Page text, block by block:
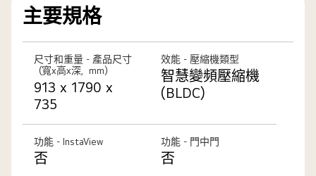
主要規格
尺寸和重量 - 產品尺寸
（寬x高x深，mm）
913 x 1790 x
735
效能 - 壓縮機類型
智慧變頻壓縮機
(BLDC)
功能 - InstaView
否
功能 - 門中門
否